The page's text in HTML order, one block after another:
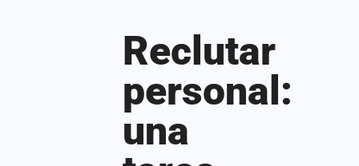
Reclutar
personal:
una